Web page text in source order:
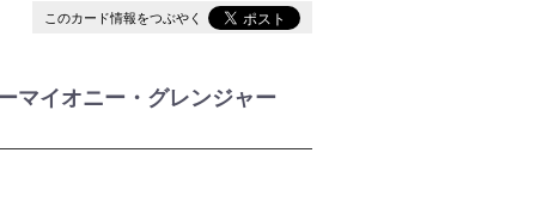
このカード情報をつぶやく
マイオニー・グレンジャー